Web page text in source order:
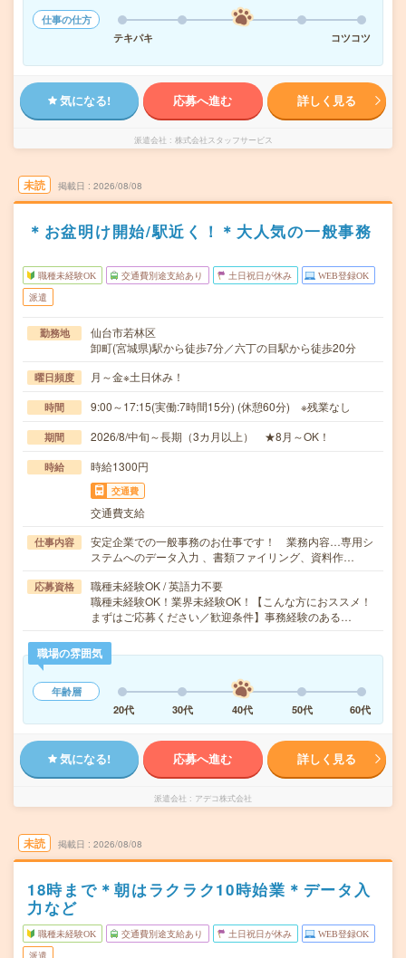
仕事の仕方
テキパキ
コツコツ
気になる! 応募へ進む 詳しく見る
派遣会社 株式会社スタッフサービス
未読 掲載日 2026/08/08
＊お盆明け開始/駅近く！＊大人気の一般事務
職種未経験OK 交通費別途支給あり 土日祝日が休み WEB登録OK
派遣
勤務地
仙台市若林区
卸町(宮城県)駅から徒歩7分／六丁の目駅から徒歩20分
曜日頻度 月～金※土日休み！
時間 9:00～17:15(実働:7時間15分) (休憩60分) ※残業なし
期間 2026/8/中旬～長期（3カ月以上） ★8月～OK！
時給 時給1300円
交通費
交通費支給
仕事内容
安定企業での一般事務のお仕事です！ 業務内容…専用シ
ステムへのデータ入力 、書類ファイリング、資料作…
応募資格
職種未経験OK / 英語力不要
職種未経験OK！業界未経験OK！【こんな方におススメ！
まずはご応募ください／歓迎条件】事務経験のある…
職場の雰囲気
年齢層
20代
30代 40代 50代 60代
気になる! 応募へ進む 詳しく見る
派遣会社 アデコ株式会社
未読 掲載日 2026/08/08
18時まで＊朝はラクラク10時始業＊データ入
力など
職種未経験OK 交通費別途支給あり 土日祝日が休み WEB登録OK
派遣